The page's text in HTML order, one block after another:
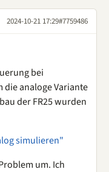
2024-10-21 17:29#7759486
bei
die analoge Variante
der FR25 wurden
simulieren"
um. Ich